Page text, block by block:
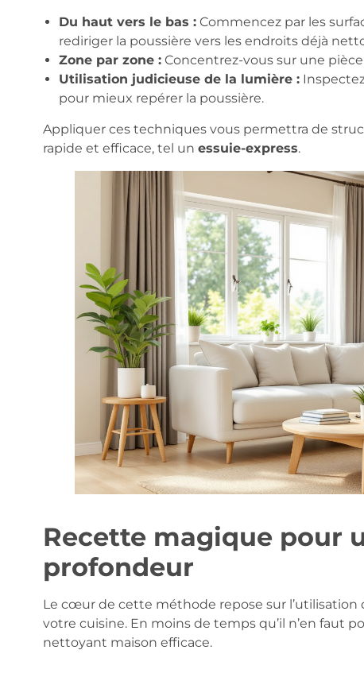
Du haut vers le bas :Commencez par les
rediriger la poussière vers les endroits déjà
Zone par zone :Concentrez-vous sur une
Utilisation judicieuse de la lumière :
pour mieux repérer la poussière.
Appliquer ces techniques vous permettra de
rapide et efficace, tel un essuie-express.
Recette magique pour
profondeur
Le cœur de cette méthode repose sur
votre cuisine. En moins de temps qu’il n’en faut
nettoyant maison efficace.